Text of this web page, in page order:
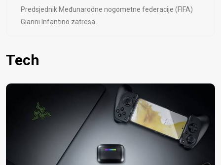
Predsjednik Međunarodne nogometne federacije (FIFA)
Gianni Infantino zatresa..
Tech